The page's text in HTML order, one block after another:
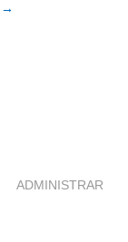
→
ADMINISTRAR